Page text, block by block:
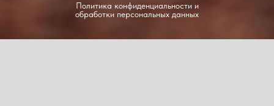
Политика конфиденциальности и
обработки персональных данных